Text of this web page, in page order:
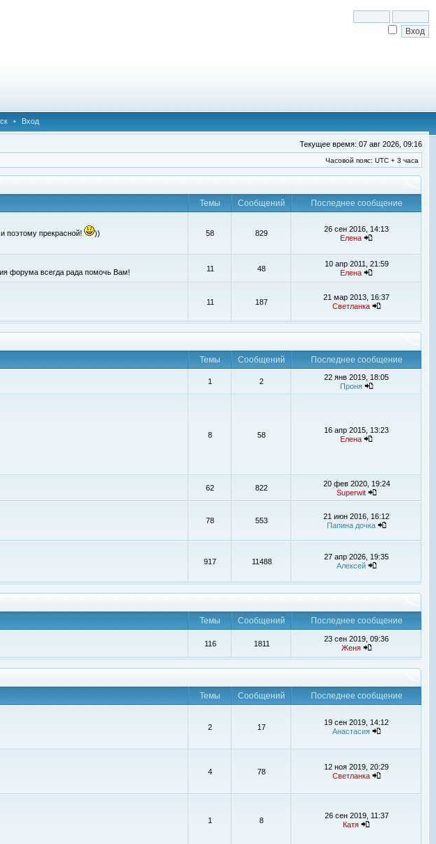
• Вход
Текущее время: 07 авг 2026, 09:16
Часовой пояс: UTC + 3 часа
Темы Сообщений
Последнее сообщение
поэтому прекрасной!
))
58 829
26 сен 2016, 14:13
Елена
форума всегда рада помочь Вам! 11 48
10 апр 2011, 21:59
Елена
11 187
21 мар 2013, 16:37
Светланка
Темы Сообщений Последнее сообщение
1 2
22 янв 2019, 18:05
Проня
8 58
16 апр 2015, 13:23
Елена
62 822
20 фев 2020, 19:24
Superwit
78 553
21 июн 2016, 16:12
Папина дочка
917 11488
27 апр 2026, 19:35
Алексей
Темы Сообщений
Последнее сообщение
116 1811
23 сен 2019, 09:36
Женя
Темы Сообщений
Последнее сообщение
2 17
19 сен 2019, 14:12
Анастасия
4 78
12 ноя 2019, 20:29
Светланка
1 8
26 сен 2019, 11:37
Катя